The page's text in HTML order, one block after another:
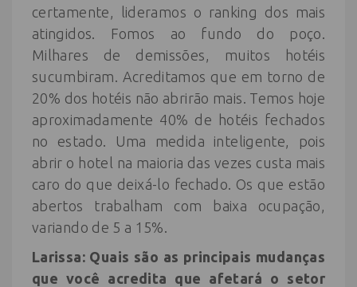
certamente, lideramos o ranking dos mais
atingidos. Fomos ao fundo do poço.
Milhares de demissões, muitos hotéis
sucumbiram. Acreditamos que em torno de
20% dos hotéis não abrirão mais. Temos hoje
aproximadamente 40% de hotéis fechados
no estado. Uma medida inteligente, pois
abrir o hotel na maioria das vezes custa mais
caro do que deixá-lo fechado. Os que estão
abertos trabalham com baixa ocupação,
variando de 5 a 15%.
Larissa: Quais são as principais mudanças
que você acredita que afetará o setor